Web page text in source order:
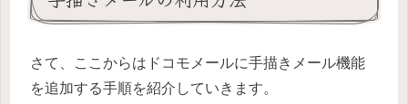
さて、ここからはドコモメールに手描きメール機能
を追加する手順を紹介していきます。